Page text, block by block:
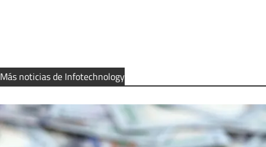
Más noticias de Infotechnology